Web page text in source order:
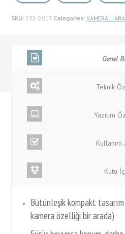
SKU: 232-2017 Categories: KAMERALI
Genel
Teknik
Yazılım
Kullanım
Kutu
Bütünleşik kompakt
kamera özelliği bir arada)